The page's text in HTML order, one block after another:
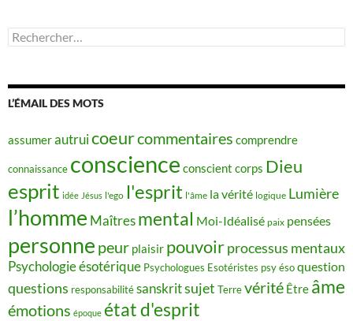
Rechercher :
L’ÉMAIL DES MOTS
assumerautruicoeurcommentaires comprendre
connaissance conscience conscient corps Dieu
esprit idée Jésus l'ego l'esprit l'âme la vérité logique Lumière
l’homme Maîtres mental Moi-Idéalisé paix pensées
personne peur plaisir pouvoirprocessus mentaux
Psychologie ésotérique Psychologues Esotéristes psy ésoquestion
questions responsabilitésanskritsujet Terrevérité Être âme
émotions époque état d'esprit